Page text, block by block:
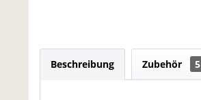
Beschreibung Zubehör 5